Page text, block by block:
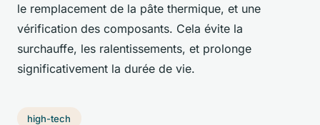
le remplacement de la pâte thermique, et une
vérification des composants. Cela évite la
surchauffe, les ralentissements, et prolonge
significativement la durée de vie.
high-tech